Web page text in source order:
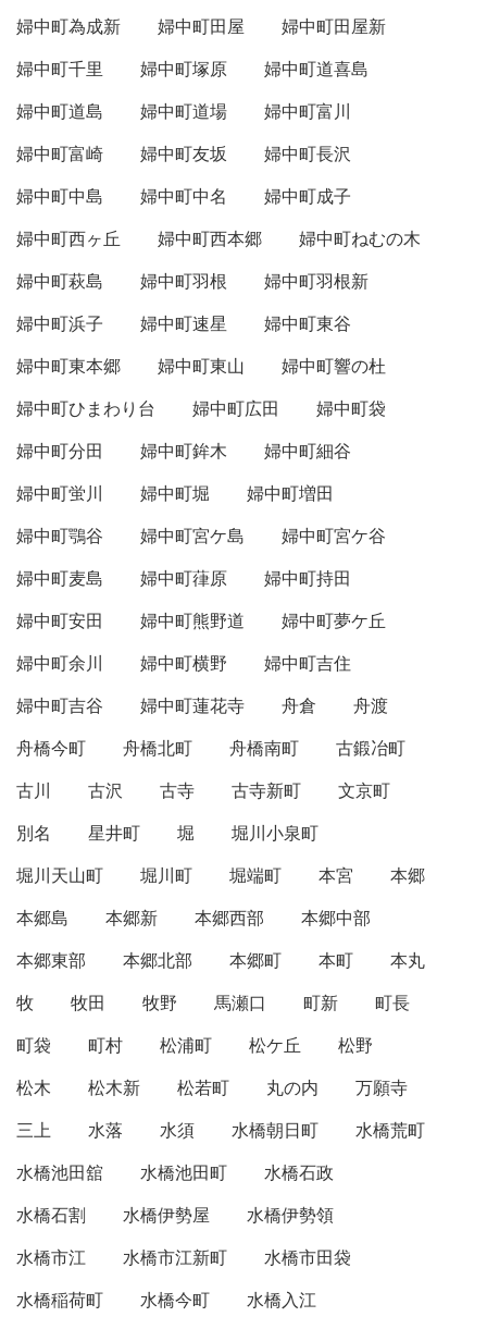
婦中町為成新
婦中町田屋
婦中町田屋新
婦中町千里
婦中町塚原
婦中町道喜島
婦中町道島
婦中町道場
婦中町富川
婦中町富崎
婦中町友坂
婦中町長沢
婦中町中島
婦中町中名
婦中町成子
婦中町西ヶ丘
婦中町西本郷
婦中町ねむの木
婦中町萩島
婦中町羽根
婦中町羽根新
婦中町浜子
婦中町速星
婦中町東谷
婦中町東本郷
婦中町東山
婦中町響の杜
婦中町ひまわり台
婦中町広田
婦中町袋
婦中町分田
婦中町鉾木
婦中町細谷
婦中町蛍川
婦中町堀
婦中町増田
婦中町鶚谷
婦中町宮ケ島
婦中町宮ケ谷
婦中町麦島
婦中町葎原
婦中町持田
婦中町安田
婦中町熊野道
婦中町夢ケ丘
婦中町余川
婦中町横野
婦中町吉住
婦中町吉谷
婦中町蓮花寺 舟倉
舟渡
舟橋今町
舟橋北町 舟橋南町
古鍛冶町
古川
古沢 古寺 古寺新町
文京町
別名
星井町 堀
堀川小泉町
堀川天山町
堀川町 堀端町 本宮
本郷
本郷島
本郷新 本郷西部
本郷中部
本郷東部
本郷北部 本郷町 本町
本丸
牧
牧田 牧野 馬瀬口 町新
町長
町袋
町村 松浦町 松ケ丘
松野
松木
松木新 松若町 丸の内
万願寺
三上
水落 水須 水橋朝日町
水橋荒町
水橋池田舘
水橋池田町
水橋石政
水橋石割
水橋伊勢屋
水橋伊勢領
水橋市江
水橋市江新町
水橋市田袋
水橋稲荷町
水橋今町
水橋入江